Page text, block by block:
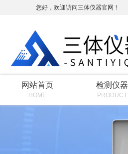
您好，欢迎访问三体仪器官网！
网站首页
HOME
检测仪器
PRODUCT